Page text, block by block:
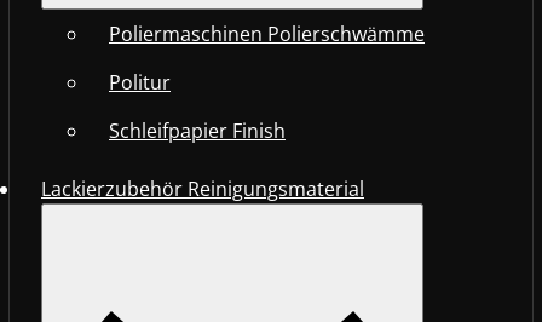
Poliermaschinen Polierschwämme
Politur
Schleifpapier Finish
Lackierzubehör Reinigungsmaterial